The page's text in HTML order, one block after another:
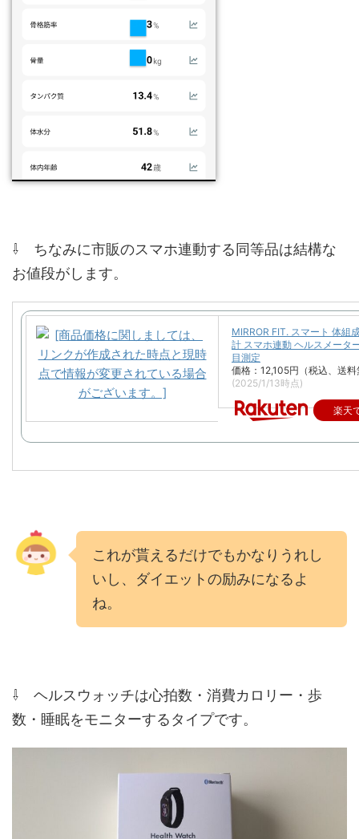
⇩ ちなみに市販のスマホ連動する同等品は結構な
お値段がします。
MIRROR FIT. スマート 体組
計 スマホ連動 ヘルスメータ
目測定
価格：12,105円（税込、送料
(2025/1/13時点)
楽天
これが貰えるだけでもかなりうれし
いし、ダイエットの励みになるよ
ね。
⇩ ヘルスウォッチは心拍数・消費カロリー・歩
数・睡眠をモニターするタイプです。